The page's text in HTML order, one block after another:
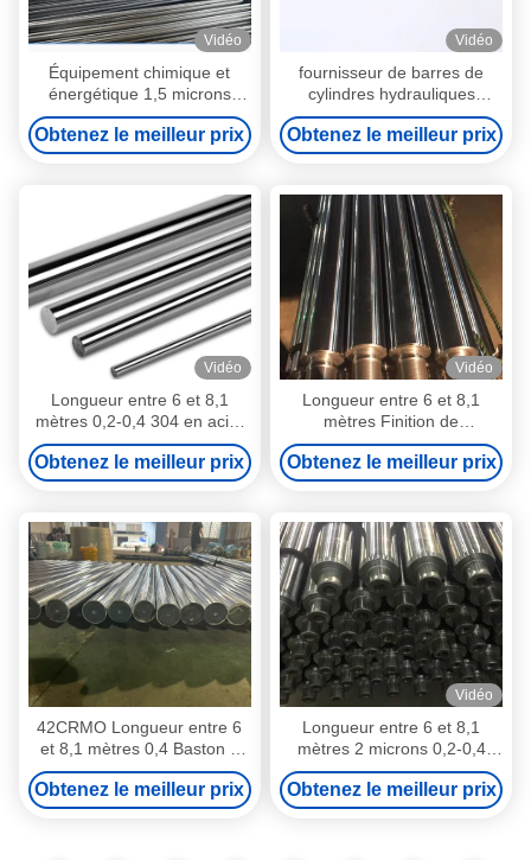
Vidéo
Équipement chimique et
énergétique 1,5 microns
Entre 25 et 30 degrés 3 à 5
microns
Obtenez le meilleur prix
Vidéo
fournisseur de barres de
cylindres hydrauliques
chromées longueur de
course de 10 pouces
Obtenez le meilleur prix
Vidéo
Longueur entre 6 et 8,1
mètres 0,2-0,4 304 en acier
inoxydable
Obtenez le meilleur prix
Vidéo
Longueur entre 6 et 8,1
mètres Finition de
surface/graisse 0,2 Teste à
piston creuse
Obtenez le meilleur prix
42CRMO Longueur entre 6
et 8,1 mètres 0,4 Baston à
piston chrome Industrie
automobile
Obtenez le meilleur prix
Vidéo
Longueur entre 6 et 8,1
mètres 2 microns 0,2-0,4
bâtons à piston creux
Obtenez le meilleur prix